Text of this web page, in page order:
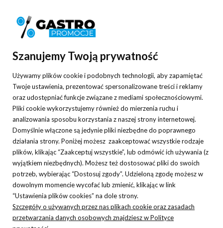
Moje konto
Płatności i dostawa
O nas
Nasza hurtownia gastronomiczna specjalizuje się w sprzedaży
różnorodnych sprzętów gastronomicznych oraz niezbędnych w każdym
lokalu akcesoriów. Oferowane przez nas wyposażenie gastronomii
cechuje najwyższa jakość oraz atrakcyjna cena, która zadowoli każdego
klienta i pozwoli dopasować zamówieniowe do posiadanego budżetu. W
naszej ofercie znajdziecie Państwo m.in. wyposażenie kawiarni, cukierni,
Szanujemy Twoją prywatność
Używamy plików cookie i podobnych technologii, aby zapamiętać
Twoje ustawienia, prezentować spersonalizowane treści i reklamy
oraz udostępniać funkcje związane z mediami społecznościowymi.
Pliki cookie wykorzystujemy również do mierzenia ruchu i
analizowania sposobu korzystania z naszej strony internetowej.
Domyślnie włączone są jedynie pliki niezbędne do poprawnego
działania strony. Poniżej możesz zaakceptować wszystkie rodzaje
plików, klikając “Zaakceptuj wszystkie”, lub odmówić ich używania (z
wyjątkiem niezbędnych). Możesz też dostosować pliki do swoich
potrzeb, wybierając “Dostosuj zgody”. Udzieloną zgodę możesz w
dowolnym momencie wycofać lub zmienić, klikając w link
“Ustawienia plików cookies” na dole strony.
Szczegóły o używanych przez nas plikach cookie oraz zasadach
przetwarzania danych osobowych znajdziesz w Polityce